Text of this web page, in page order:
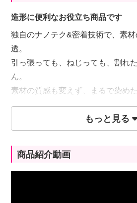
造形に便利なお役立ち商品です
独自のナノテク&密着技術で、素
透。
引っ張っても、ねじっても、割れ
ん。
素材の質感も変えず、まるで染め
【対応素材】 革・合成皮革・ABS
ク・木材・塩ビ・ゴム等
もっと見る
商品紹介動画